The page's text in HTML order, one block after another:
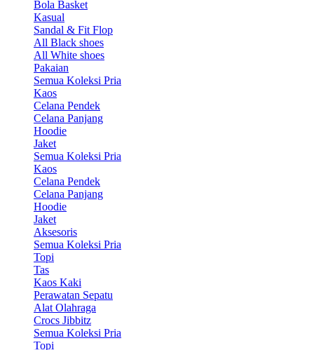
Bola Basket
Kasual
Sandal & Fit Flop
All Black shoes
All White shoes
Pakaian
Semua Koleksi Pria
Kaos
Celana Pendek
Celana Panjang
Hoodie
Jaket
Semua Koleksi Pria
Kaos
Celana Pendek
Celana Panjang
Hoodie
Jaket
Aksesoris
Semua Koleksi Pria
Topi
Tas
Kaos Kaki
Perawatan Sepatu
Alat Olahraga
Crocs Jibbitz
Semua Koleksi Pria
Topi